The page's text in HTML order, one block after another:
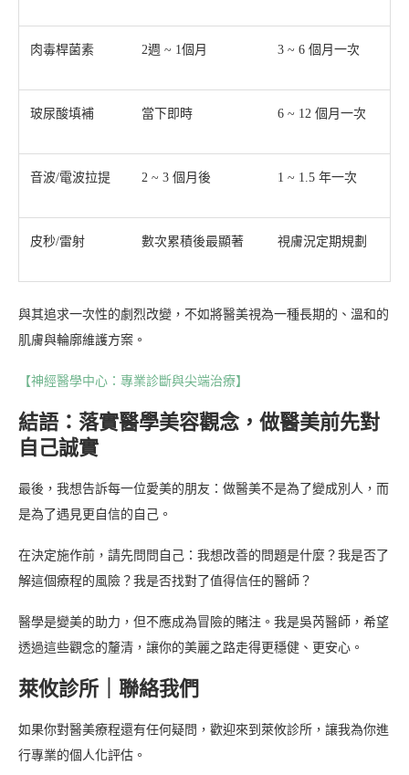
肉毒桿菌素 2週 ~ 1個月 3 ~ 6 個月一次
玻尿酸填補 當下即時 6 ~ 12 個月一次
音波/電波拉提 2 ~ 3 個月後 1 ~ 1.5 年一次
皮秒/雷射 數次累積後最顯著 視膚況定期規劃
與其追求一次性的劇烈改變，不如將醫美視為一種長期的、溫和的
肌膚與輪廓維護方案。
【神經醫學中心：專業診斷與尖端治療】
結語：落實醫學美容觀念，做醫美前先對
自己誠實
最後，我想告訴每一位愛美的朋友：做醫美不是為了變成別人，而
是為了遇見更自信的自己。
在決定施作前，請先問問自己：我想改善的問題是什麼？我是否了
解這個療程的風險？我是否找對了值得信任的醫師？
醫學是變美的助力，但不應成為冒險的賭注。我是吳芮醫師，希望
透過這些觀念的釐清，讓你的美麗之路走得更穩健、更安心。
萊攸診所｜聯絡我們
如果你對醫美療程還有任何疑問，歡迎來到萊攸診所，讓我為你進
行專業的個人化評估。